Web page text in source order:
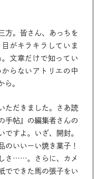
方。皆さん、あっちを
がキラキラしていま
文章だけで知ってい
らないアトリエの中
ら。
ただきました。さあ読
手帖』の編集者さんの
ですよ。いざ、開封。
のいいーい焼き菓子！
さ……。さらに、カメ
でできた馬の張子をい